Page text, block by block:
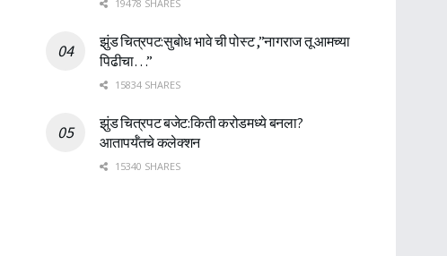
19478 SHARES
झुंड चित्रपट:सुबोध भावे ची पोस्ट ,”नागराज तू आमच्या
पिढीचा…”
15834 SHARES
झुंड चित्रपट बजेट:किती करोडमध्ये बनला?
आतापर्यँतचे कलेक्शन
15340 SHARES